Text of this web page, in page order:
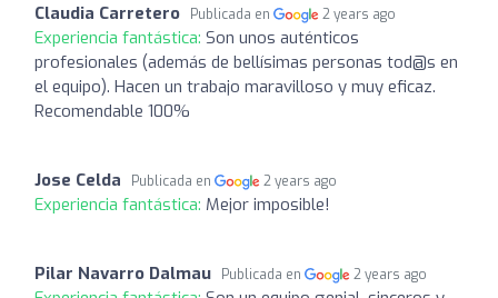
Claudia Carretero Publicada en 2 years ago
Experiencia fantástica: Son unos auténticos
profesionales (además de bellísimas personas tod@s en
el equipo). Hacen un trabajo maravilloso y muy eficaz.
Recomendable 100%
Jose Celda Publicada en 2 years ago
Experiencia fantástica: Mejor imposible!
Pilar Navarro Dalmau Publicada en 2 years ago